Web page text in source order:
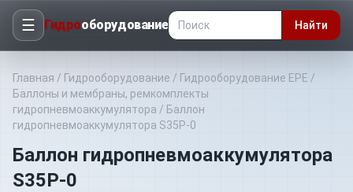
☰ Гидрооборудование Найти
Главная / Гидрооборудование / Гидрооборудование EPE /
Баллоны и мембраны, ремкомплекты
гидропневмоаккумулятора / Баллон
гидропневмоаккумулятора S35P-0
Баллон гидропневмоаккумулятора
S35P-0